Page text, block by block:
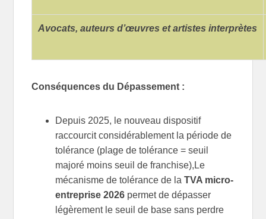
Avocats, auteurs d’œuvres et artistes interprètes
Conséquences du Dépassement :
Depuis 2025, le nouveau dispositif
raccourcit considérablement la période de
tolérance (plage de tolérance = seuil
majoré moins seuil de franchise),Le
mécanisme de tolérance de laTVA micro-
entreprise 2026 permet de dépasser
légèrement le seuil de base sans perdre